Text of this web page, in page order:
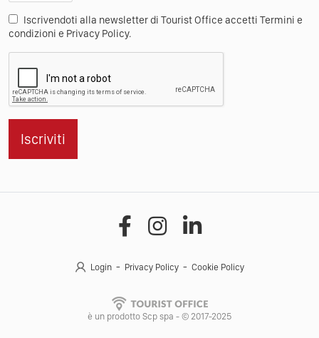
Iscrivendoti alla newsletter di Tourist Office accetti Termini e
condizioni e Privacy Policy.
Iscriviti
Login Privacy Policy Cookie Policy
è un prodotto Scp spa - © 2017-2025